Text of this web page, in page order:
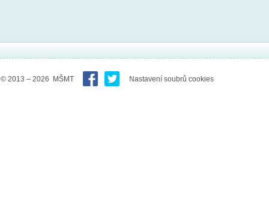
© 2013 – 2026 MŠMT Nastavení soubrů cookies